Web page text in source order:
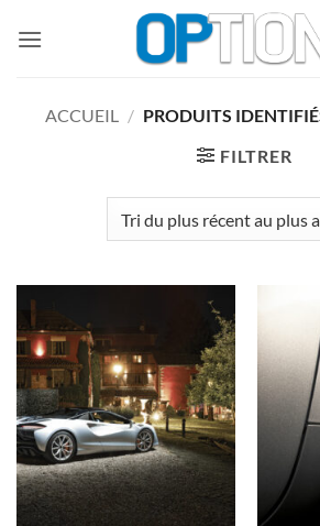
ACCUEIL / PRODUITS
FILTRER